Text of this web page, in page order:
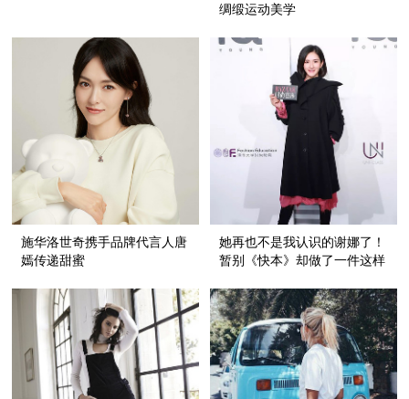
绸缎运动美学
施华洛世奇携手品牌代言人唐
嫣传递甜蜜
她再也不是我认识的谢娜了！
暂别《快本》却做了一件这样